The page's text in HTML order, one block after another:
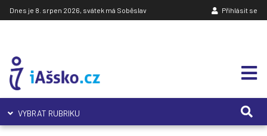
Dnes je 8. srpen 2026, svátek má Soběslav Přihlásit se
VYBRAT RUBRIKU